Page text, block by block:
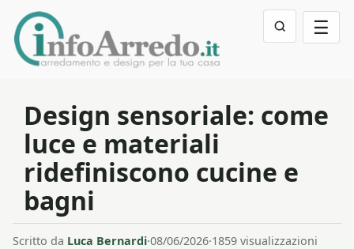
☰
Design sensoriale: come
luce e materiali
ridefiniscono cucine e
bagni
Scritto da Luca Bernardi·08/06/2026·1859 visualizzazioni